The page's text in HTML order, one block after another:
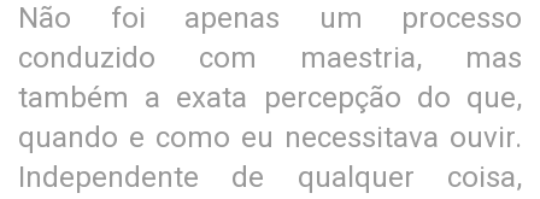
Não foi apenas um processo
conduzido com maestria, mas
também a exata percepção do que,
quando e como eu necessitava ouvir.
Independente de qualquer coisa,